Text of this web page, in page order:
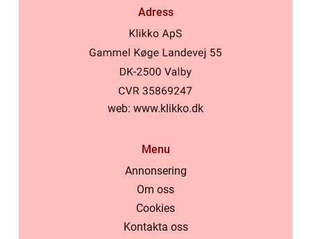
Adress
web: www.klikko.dk
Menu
Annonsering
Om oss
Cookies
Kontakta oss